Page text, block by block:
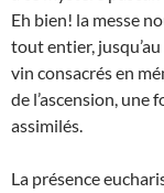
Eh bien! la messe
tout entier,
vin consacrés en
de l’ascension, une
assimilés.
La présence